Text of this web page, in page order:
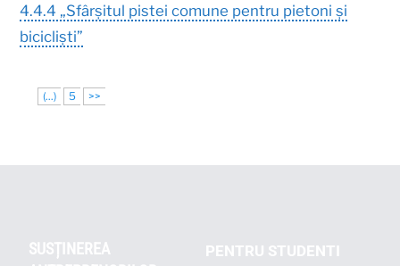
4.4.4 „Sfârșitul pistei comune pentru pietoni și
bicicliști”
(...) 5 >>
SUSȚINEREA
PENTRU STUDENTI